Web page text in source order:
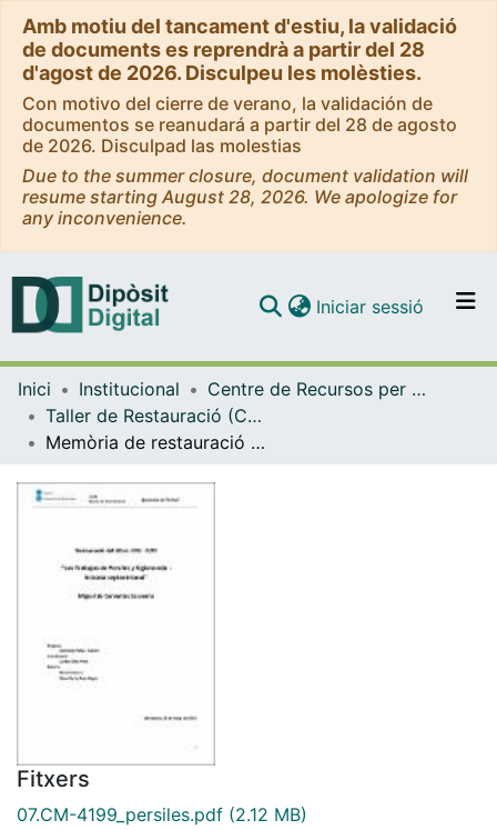
Amb motiu del tancament d'estiu, la validació
de documents es reprendrà a partir del 28
d'agost de 2026. Disculpeu les molèsties.
Con motivo del cierre de verano, la validación de
documentos se reanudará a partir del 28 de agosto
de 2026. Disculpad las molestias
Due to the summer closure, document validation will
resume starting August 28, 2026. We apologize for
any inconvenience.
Navega per tot el DD
Com publicar
Iniciar sessió (current)
Inici Institucional
Centre de Recursos per a l'Aprenentatge i la Investigació (CRAI-UB) - Institucional
Taller de Restauració (CRAI-UB)
Memòria de restauració del Llibre CM - 4199: "Los Trabajos de Persiles y Sigismvnda: historia septentrional" de Miguel de Cervantes Saavedra
Fitxers
07.CM-4199_persiles.pdf (2.12 MB)